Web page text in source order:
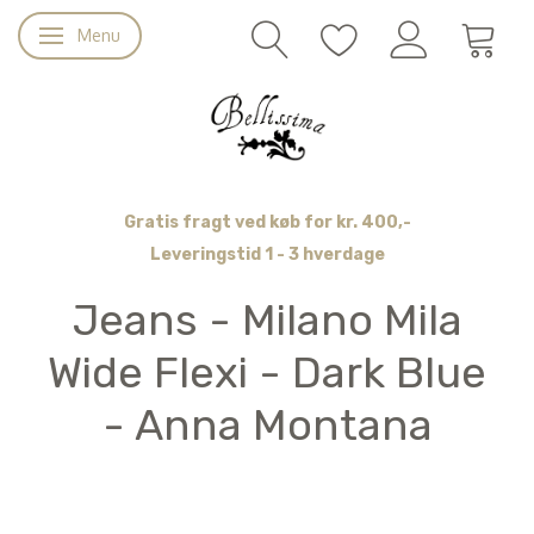
Skifte navigation
Menu
Gratis fragt ved køb for kr. 400,-
Leveringstid 1 - 3 hverdage
Jeans - Milano Mila
Wide Flexi - Dark Blue
- Anna Montana